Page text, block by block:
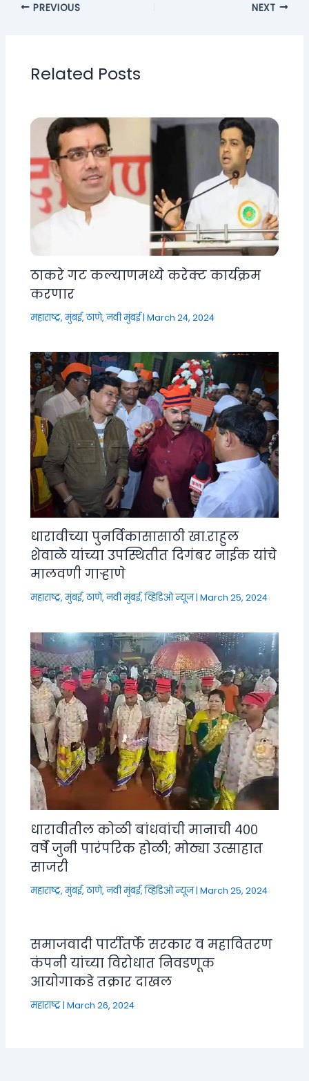
PREVIOUS NEXT
Related Posts
ठाकरे गट कल्याणमध्ये करेक्ट कार्यक्रम
करणार
महाराष्ट्र,मुंबई, ठाणे, नवी मुंबई|March 24, 2024
धारावीच्या पुनर्विकासासाठी खा.राहुल
शेवाळे यांच्या उपस्थितीत दिगंबर नाईक यांचे
मालवणी गाऱ्हाणे
महाराष्ट्र,मुंबई, ठाणे, नवी मुंबई,व्हिडिओ न्यूज|March 25, 2024
धारावीतील कोळी बांधवांची मानाची ४००
वर्षे जुनी पारंपरिक होळी; मोठ्या उत्साहात
साजरी
महाराष्ट्र,मुंबई, ठाणे, नवी मुंबई,व्हिडिओ न्यूज|March 25, 2024
समाजवादी पार्टीतर्फे सरकार व महावितरण
कंपनी यांच्या विरोधात निवडणूक
आयोगाकडे तक्रार दाखल
महाराष्ट्र|March 26, 2024